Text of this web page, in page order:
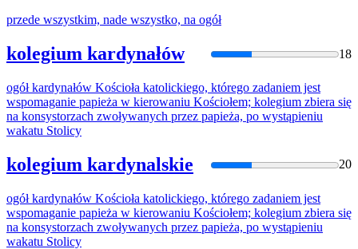
przede wszystkim, nade wszystko, na ogół
kolegium kardynałów 18
ogółkardynałów Kościoła katolickiego, którego zadaniem jest
wspomaganie papieża w kierowaniu Kościołem; kolegium zbiera się
na konsystorzach zwoływanych przez papieża, po wystąpieniu
wakatu Stolicy
kolegium kardynalskie 20
ogółkardynałów Kościoła katolickiego, którego zadaniem jest
wspomaganie papieża w kierowaniu Kościołem; kolegium zbiera się
na konsystorzach zwoływanych przez papieża, po wystąpieniu
wakatu Stolicy